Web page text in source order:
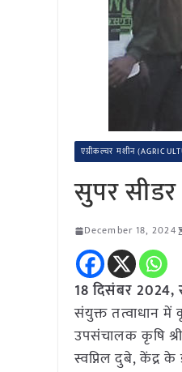
एग्रीकल्चर मशीन
सुपर सीडर
December 18, 2024
18 दिसंबर 2024,
संयुक्त तत्वाधान में
उपसंचालक कृषि श्री
स्वप्निल दुबे, केंद्र के